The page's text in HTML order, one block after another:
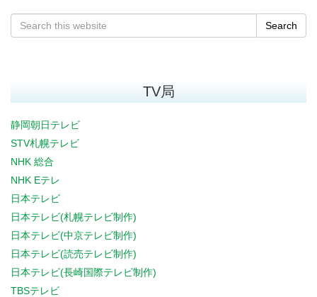
Search
TV局
静岡朝日テレビ
STV札幌テレビ
NHK 総合
NHK Eテレ
日本テレビ
日本テレビ(札幌テレビ制作)
日本テレビ(中京テレビ制作)
日本テレビ(読売テレビ制作)
日本テレビ(長崎国際テレビ制作)
TBSテレビ